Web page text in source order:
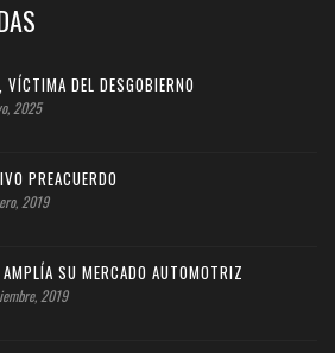
VÍCTIMA DEL DESGOBIERNO
2025
PREACUERDO
2019
SU MERCADO AUTOMOTRIZ
2019